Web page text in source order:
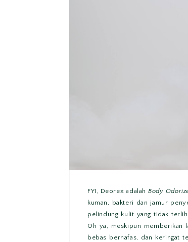
FYI, Deorex adalahBody
kuman, bakteri dan jamur
pelindung kulit yang tidak
Oh ya, meskipun
bebas bernafas, dan keringat